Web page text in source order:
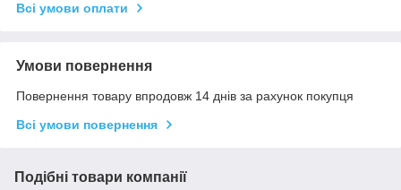
Всі умови оплати
Умови повернення
Повернення товару впродовж 14 днів за рахунок покупця
Всі умови повернення
Подібні товари компанії